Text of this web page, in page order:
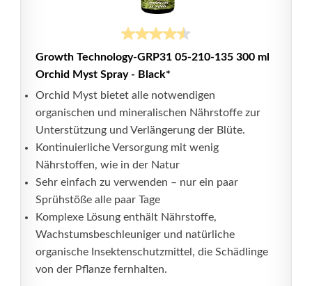
Growth Technology-GRP31 05-210-135 300 ml
Orchid Myst Spray - Black*
Orchid Myst bietet alle notwendigen
organischen und mineralischen Nährstoffe zur
Unterstützung und Verlängerung der Blüte.
Kontinuierliche Versorgung mit wenig
Nährstoffen, wie in der Natur
Sehr einfach zu verwenden – nur ein paar
Sprühstöße alle paar Tage
Komplexe Lösung enthält Nährstoffe,
Wachstumsbeschleuniger und natürliche
organische Insektenschutzmittel, die Schädlinge
von der Pflanze fernhalten.